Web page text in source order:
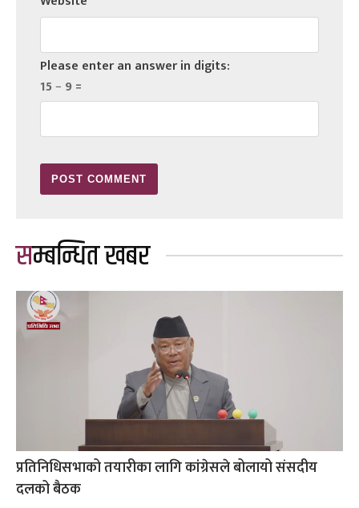
Please enter an answer in digits:
15 − 9 =
सम्बन्धित खबर
प्रतिनिधिसभाको तयारीका लागि कांग्रेसले बोलायो संसदीय
दलको बैठक